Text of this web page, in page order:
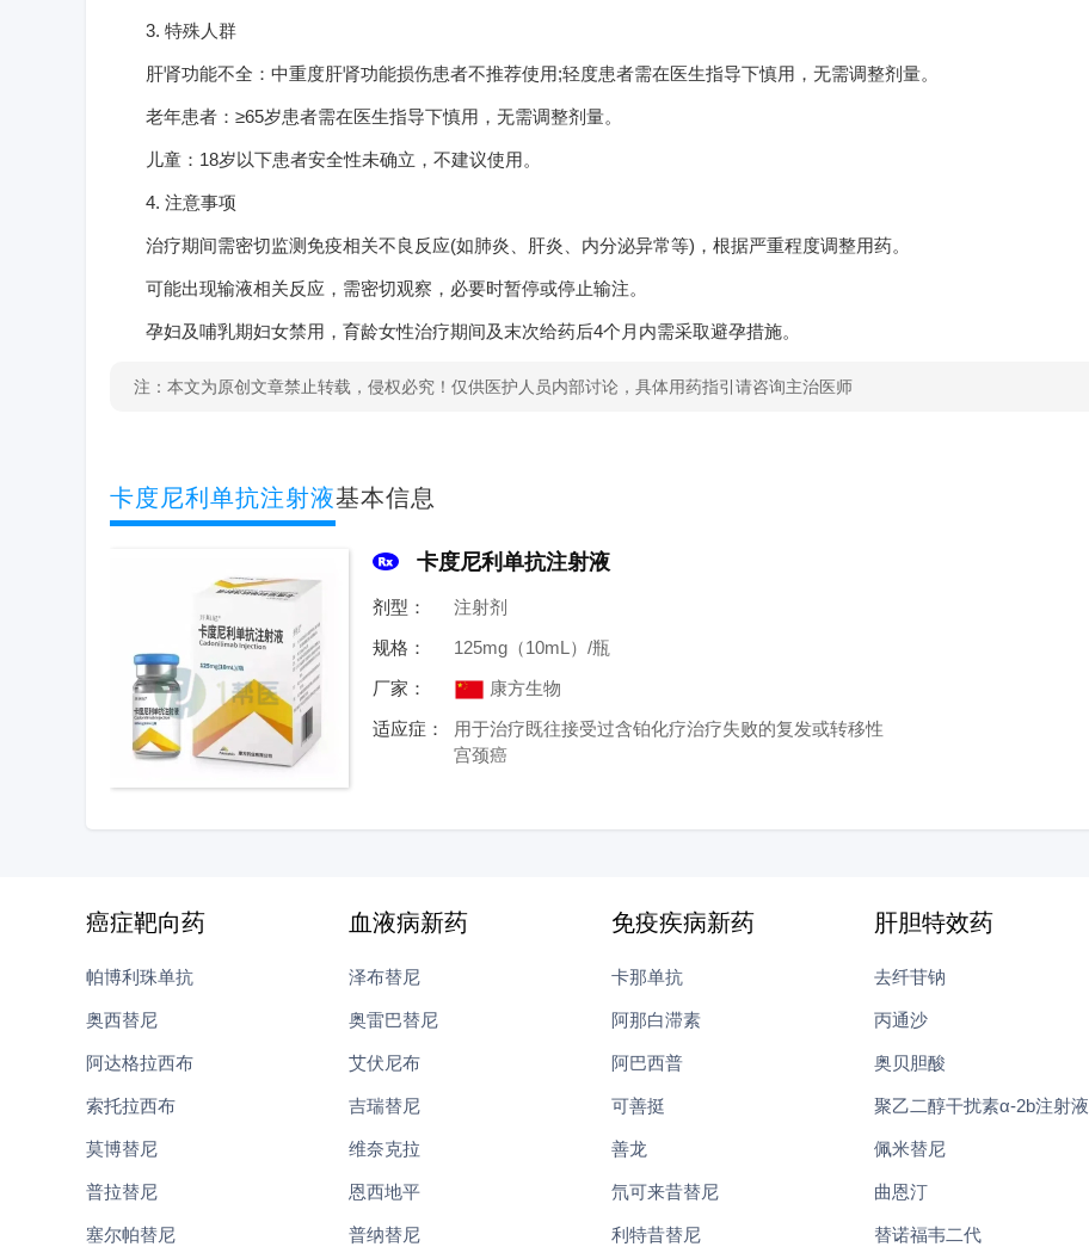
3. 特殊人群
肝肾功能不全：中重度肝肾功能损伤患者不推荐使用;轻度患者需在医生指导下慎用，无需调整剂量。
老年患者：≥65岁患者需在医生指导下慎用，无需调整剂量。
儿童：18岁以下患者安全性未确立，不建议使用。
4. 注意事项
治疗期间需密切监测免疫相关不良反应(如肺炎、肝炎、内分泌异常等)，根据严重程度调整用药。
可能出现输液相关反应，需密切观察，必要时暂停或停止输注。
孕妇及哺乳期妇女禁用，育龄女性治疗期间及末次给药后4个月内需采取避孕措施。
注：本文为原创文章禁止转载，侵权必究！仅供医护人员内部讨论，具体用药指引请咨询主治医师
卡度尼利单抗注射液基本信息
卡度尼利单抗注射液
剂型：
注射剂
规格：
125mg（10mL）/瓶
厂家：
康方生物
适应症：
用于治疗既往接受过含铂化疗治疗失败的复发或转移性
宫颈癌
癌症靶向药
帕博利珠单抗
奥西替尼
阿达格拉西布
索托拉西布
莫博替尼
普拉替尼
塞尔帕替尼
血液病新药
泽布替尼
奥雷巴替尼
艾伏尼布
吉瑞替尼
维奈克拉
恩西地平
普纳替尼
免疫疾病新药
卡那单抗
阿那白滞素
阿巴西普
可善挺
善龙
氘可来昔替尼
利特昔替尼
肝胆特效药
去纤苷钠
丙通沙
奥贝胆酸
聚乙二醇干扰素α-2b注射液
佩米替尼
曲恩汀
替诺福韦二代